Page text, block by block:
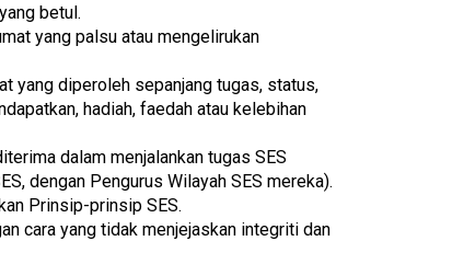
betul.
yang palsu atau mengelirukan
yang diperoleh sepanjang tugas, status,
hadiah, faedah atau kelebihan
dalam menjalankan tugas SES
dengan Pengurus Wilayah SES mereka).
Prinsip-prinsip SES.
cara yang tidak menjejaskan integriti dan